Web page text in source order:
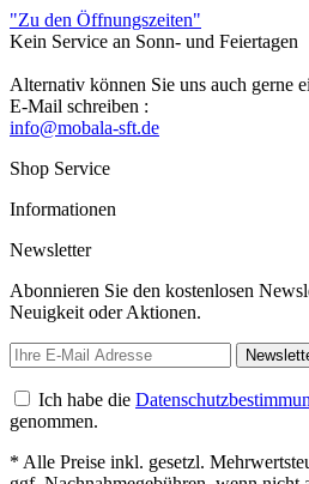
"Zu den Öffnungszeiten"
Kein Service an Sonn- und Feiertagen
Alternativ können Sie uns auch gerne
E-Mail schreiben :
info@mobala-sft.de
Shop Service
Informationen
Newsletter
Abonnieren Sie den kostenlosen
Neuigkeit oder Aktionen.
Ich habe die
genommen.
* Alle Preise inkl. gesetzl.